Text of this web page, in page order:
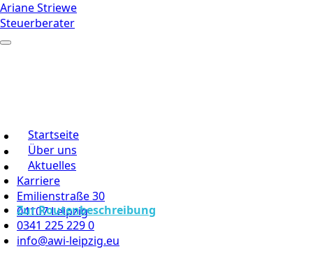
Ariane Striewe
Steuerberater
Startseite
Über uns
Aktuelles
Karriere
Emilienstraße 30
04107 Leipzig
Zur Routenbeschreibung
0341 225 229 0
info@awi-leipzig.eu